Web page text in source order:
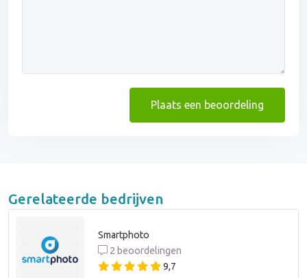
Plaats een beoordeling
Gerelateerde bedrijven
Smartphoto
2 beoordelingen
9,7